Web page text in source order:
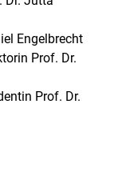
Engelbrecht
Prof. Dr.
Prof. Dr.